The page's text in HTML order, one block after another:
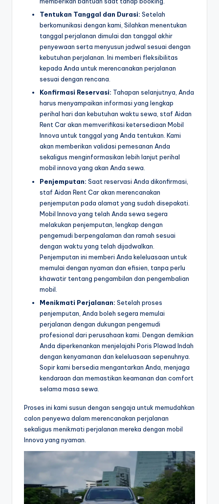
Tentukan Tanggal dan Durasi: Setelah
berkomunikasi dengan kami, Silahkan menentukan
tanggal perjalanan dimulai dan tanggal akhir
penyewaan serta menyusun jadwal sesuai dengan
kebutuhan perjalanan. Ini memberi fleksibilitas
kepada Anda untuk merencanakan perjalanan
sesuai dengan rencana.
Konfirmasi Reservasi: Tahapan selanjutnya, Anda
harus menyampaikan informasi yang lengkap
perihal hari dan kebutuhan waktu sewa, staf Aidan
Rent Car akan memverifikasi ketersediaan Mobil
Innova untuk tanggal yang Anda tentukan. Kami
akan memberikan validasi pemesanan Anda
sekaligus menginformasikan lebih lanjut perihal
mobil innova yang akan Anda sewa.
Penjemputan: Saat reservasi Anda dikonfirmasi,
staf Aidan Rent Car akan merencanakan
penjemputan pada alamat yang sudah disepakati.
Mobil Innova yang telah Anda sewa segera
melakukan penjemputan, lengkap dengan
pengemudi berpengalaman dan ramah sesuai
dengan waktu yang telah dijadwalkan.
Penjemputan ini memberi Anda keleluasaan untuk
memulai dengan nyaman dan efisien, tanpa perlu
khawatir tentang pengambilan dan pengembalian
mobil.
Menikmati Perjalanan: Setelah proses
penjemputan, Anda boleh segera memulai
perjalanan dengan dukungan pengemudi
profesional dari perusahaan kami. Dengan demikian
Anda diperkenankan menjelajahi Poris Plawad Indah
dengan kenyamanan dan keleluasaan sepenuhnya.
Sopir kami bersedia mengantarkan Anda, menjaga
kendaraan dan memastikan keamanan dan comfort
selama masa sewa.
Proses ini kami susun dengan sengaja untuk memudahkan
calon penyewa dalam merencanakan perjalanan
sekaligus menikmati perjalanan mereka dengan mobil
Innova yang nyaman.